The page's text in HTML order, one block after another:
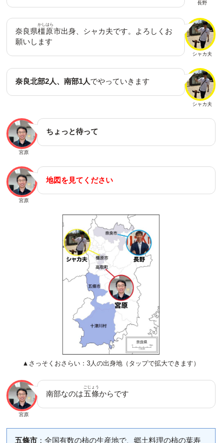
長野
シャカ夫
奈良県橿原
かしはら
市出身、シャカ夫です。よろしくお
願いします
シャカ夫
奈良北部2人、南部1人でやっていきます
宮原
ちょっと待って
宮原
地図を見てください
▲さっそくおさらい：3人の出身地（タップで拡大できます）
宮原
南部なのは五條
ごじょう
からです
五條市：全国有数の柿の生産地で、郷土料理の柿の葉寿